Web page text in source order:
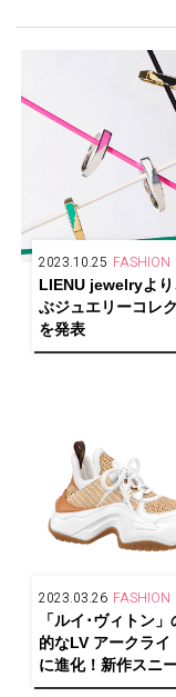
2023.10.25 FASHION
LIENU jewelryよ
ぶジュエリーコレ
を発表
2023.03.26 FASHION
「ルイ･ヴィトン
的なLV アークライ
に進化！新作スニ
発売